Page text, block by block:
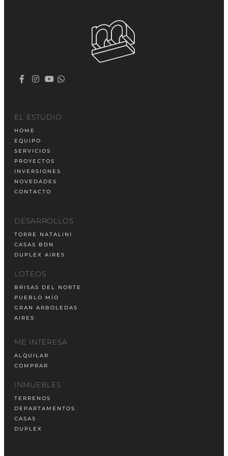
ME INTERESA
ALQUILAR
COMPRAR
INMUEBLES
TERRENOS
DEPARTAMENTOS
CASAS
DUPLEX
EL ESTUDIO
HOME
EQUIPO
SERVICIOS
PROYECTOS
INVERSIONES
NOVEDADES
CONTACTO
DESARROLLOS
TORRE NATALINI
CASAS BDN
DUPLEX AIRES
LOTEOS
BRISAS DEL NORTE
PUEBLO MÍO
GRAN ARBOLEDAS
AIRES